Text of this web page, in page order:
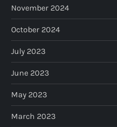
November 2024
October 2024
July 2023
June 2023
May 2023
March 2023